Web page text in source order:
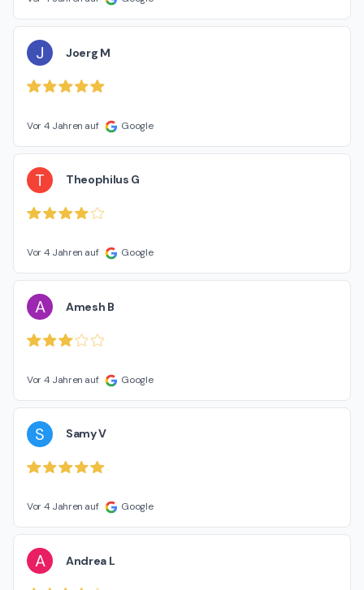
J Joerg M
Vor 4 Jahren auf Google
T Theophilus G
Vor 4 Jahren auf Google
A Amesh B
Vor 4 Jahren auf Google
S Samy V
Vor 4 Jahren auf Google
A Andrea L